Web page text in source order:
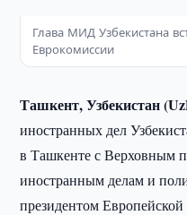
Глава МИД Узбекистана
Еврокомиссии
Ташкент, Узбекистан
иностранных дел
в Ташкенте с Верховным
иностранным делам и
президентом